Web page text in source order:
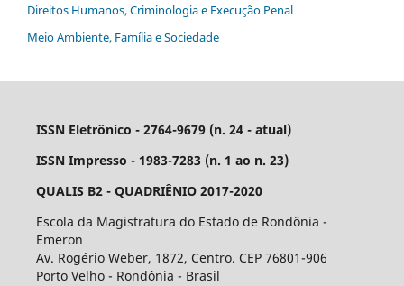
Direitos Humanos, Criminologia e Execução Penal
Meio Ambiente, Família e Sociedade
ISSN Eletrônico - 2764-9679 (n. 24 - atual)
ISSN Impresso - 1983-7283 (n. 1 ao n. 23)
QUALIS B2 - QUADRIÊNIO 2017-2020
Escola da Magistratura do Estado de Rondônia -
Emeron
Av. Rogério Weber, 1872, Centro. CEP 76801-906
Porto Velho - Rondônia - Brasil